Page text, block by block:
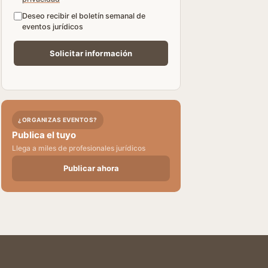
Deseo recibir el boletín semanal de
eventos jurídicos
¿ORGANIZAS EVENTOS?
Publica el tuyo
Llega a miles de profesionales jurídicos
Publicar ahora